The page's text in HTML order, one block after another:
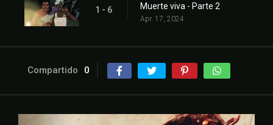
1 - 6 Muerte viva - Parte 2
Apr. 17, 2024
Compartido 0